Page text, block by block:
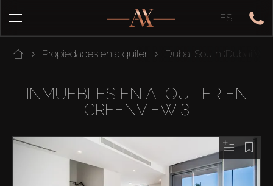
ES
Propiedades en alquiler Dubai South (Dubai
INMUEBLES EN ALQUILER EN
GREENVIEW 3